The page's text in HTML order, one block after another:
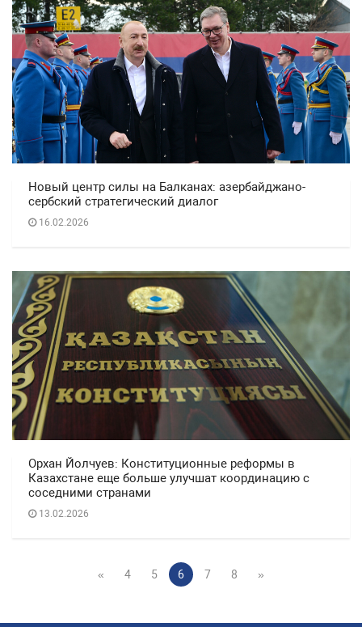
Новый центр силы на Балканах: азербайджано-
сербский стратегический диалог
16.02.2026
Орхан Йолчуев: Конституционные реформы в
Казахстане еще больше улучшат координацию с
соседними странами
13.02.2026
« 4 5 6 7 8 »